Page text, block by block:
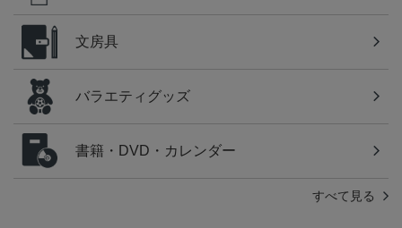
文房具
バラエティグッズ
書籍・DVD・カレンダー
すべて見る